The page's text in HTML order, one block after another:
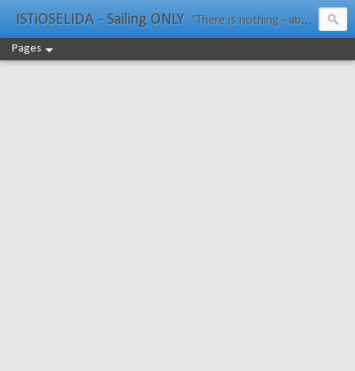
ISTiOSELIDA - Sailing ONLY "There is nothing - absolutely nothing - half so much worth doing as simply messing about in boats." Water Rat, Kenneth Grahame
Pages